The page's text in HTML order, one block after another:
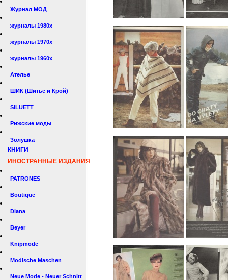
Журнал МОД
журналы 1980х
журналы 1970х
журналы 1960х
Ателье
ШИК (Шитье и Крой)
SILUETT
Рижские моды
Золушка
КНИГИ
ИНОСТРАННЫЕ ИЗДАНИЯ
PATRONES
Boutique
Diana
Beyer
Knipmode
Modische Maschen
Neue Mode - Neuer Schnitt